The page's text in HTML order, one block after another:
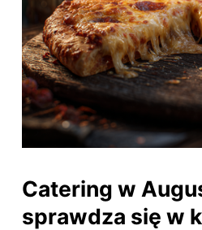
Catering w
sprawdza się w